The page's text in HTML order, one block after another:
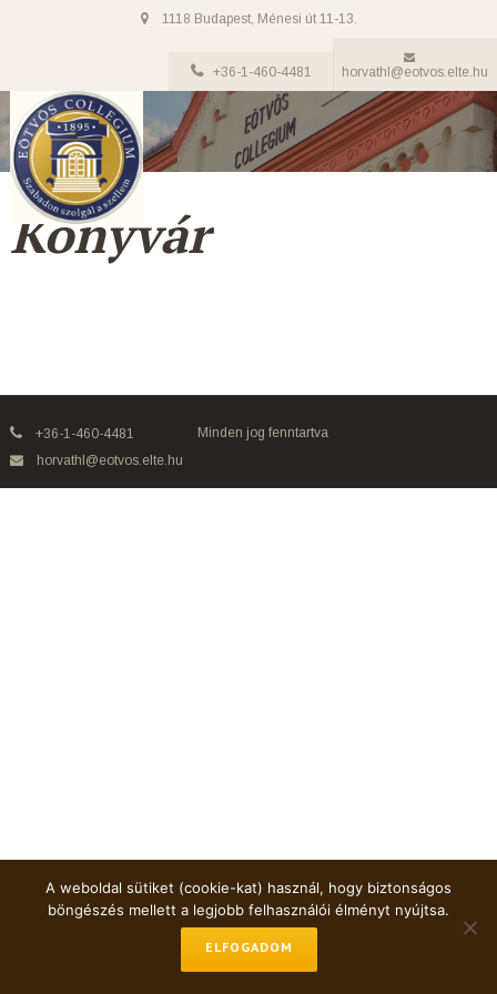
1118 Budapest, Ménesi út 11-13.
+36-1-460-4481 horvathl@eotvos.elte.hu
Könyvár
+36-1-460-4481
horvathl@eotvos.elte.hu
Minden jog fenntartva
A weboldal sütiket (cookie-kat) használ, hogy biztonságos
böngészés mellett a legjobb felhasználói élményt nyújtsa.
ELFOGADOM